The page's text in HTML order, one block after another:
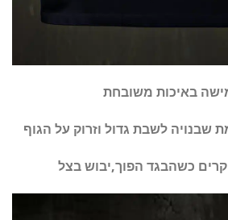
שבנויה לשבת גדול וזרוק על הגוף
כשהבגד הפוך,יבוש בצל